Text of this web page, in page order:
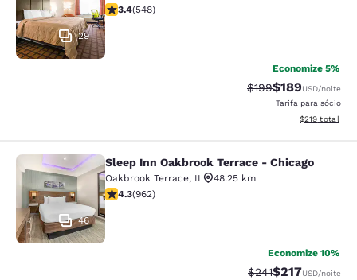
29
classificação 3.43 estrelas. Bom. 548 avaliações
3.4(548)
Economize 5%
Tarifa anterior
$199Tarifa com
$189USD/noite
Tarifa para sócio
Exibir
$219 total
Sleep Inn Oakbrook Terrace -
46
Sleep Inn Oakbrook Terrace - Chicago
Oakbrook Terrace, IL
48.25 km
classificação 4.33 estrelas. Excelente. 962 avaliações
4.3(962)
Economize 10%
Tarifa anterior
$241Tarifa com
$217USD/noite